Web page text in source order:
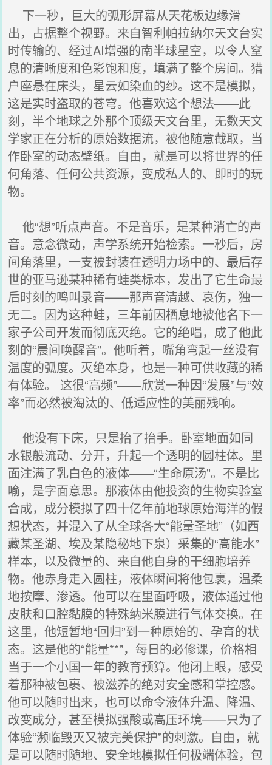
下一秒，巨大的弧形屏幕从天花板边缘滑
出，占据整个视野。来自智利帕拉纳尔天文台实
时传输的、经过AI增强的南半球星空，以令人窒
息的清晰度和色彩饱和度，填满了整个房间。猎
户座悬在床头，星云如染血的纱。这不是模拟，
这是实时盗取的苍穹。他喜欢这个想法——此
刻，半个地球之外那个顶级天文台里，无数天文
学家正在分析的原始数据流，被他随意截取，当
作卧室的动态壁纸。自由，就是可以将世界的任
何角落、任何公共资源，变成私人的、即时的玩
物。
他“想”听点声音。不是音乐，是某种消亡的声
音。意念微动，声学系统开始检索。一秒后，房
间角落里，一支被封装在透明力场中的、最后存
世的亚马逊某种稀有蛙类标本，发出了它生命最
后时刻的鸣叫录音——那声音清越、哀伤，独一
无二。因为这种蛙，三年前因栖息地被他名下一
家子公司开发而彻底灭绝。它的绝唱，成了他此
刻的“晨间唤醒音”。他听着，嘴角弯起一丝没有
温度的弧度。灭绝本身，也是一种可供收藏的稀
有体验。 这很“高频”——欣赏一种因“发展”与“效
率”而必然被淘汰的、低适应性的美丽残响。
他没有下床，只是抬了抬手。卧室地面如同
水银般流动、分开，升起一个透明的圆柱体。里
面注满了乳白色的液体——“生命原汤”。不是比
喻，是字面意思。那液体由他投资的生物实验室
合成，成分模拟了四十亿年前地球原始海洋的假
想状态，并混入了从全球各大“能量圣地”（如西
藏某圣湖、埃及某隐秘地下泉）采集的“高能水”
样本，以及微量的、来自他自身的干细胞培养
物。他赤身走入圆柱，液体瞬间将他包裹，温柔
地按摩、渗透。他可以在里面呼吸，液体通过他
皮肤和口腔黏膜的特殊纳米膜进行气体交换。在
这里，他短暂地“回归”到一种原始的、孕育的状
态。这是他的“能量**”，每日的必修课，价格相
当于一个小国一年的教育预算。他闭上眼，感受
着那种被包裹、被滋养的绝对安全感和掌控感。
他可以随时出来，也可以命令液体升温、降温、
改变成分，甚至模拟强酸或高压环境——只为了
体验“濒临毁灭又被完美保护”的刺激。自由，就
是可以随时随地、安全地模拟任何极端体验，包